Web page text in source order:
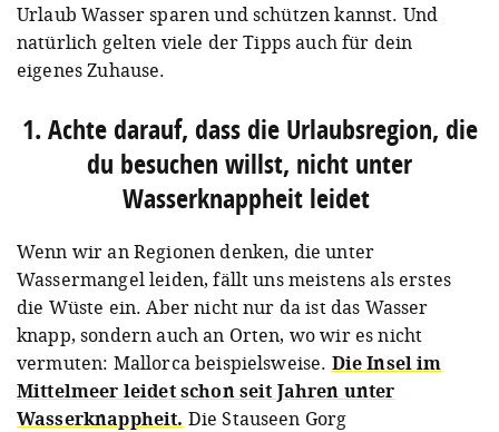
Urlaub Wasser sparen und schützen kannst. Und
natürlich gelten viele der Tipps auch für dein
eigenes Zuhause.
1. Achte darauf, dass die Urlaubsregion, die
du besuchen willst, nicht unter
Wasserknappheit leidet⁠
Wenn wir an Regionen denken, die unter
Wassermangel leiden, fällt uns meistens als erstes
die Wüste ein. Aber nicht nur da ist das Wasser
knapp, sondern auch an Orten, wo wir es nicht
vermuten: Mallorca beispielsweise. Die Insel im
Mittelmeer leidet schon seit Jahren unter
Wasserknappheit. Die Stauseen Gorg